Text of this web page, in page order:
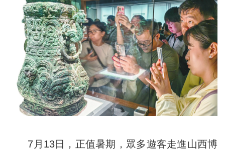
7月13日，正值暑期，眾多遊客走進山西博